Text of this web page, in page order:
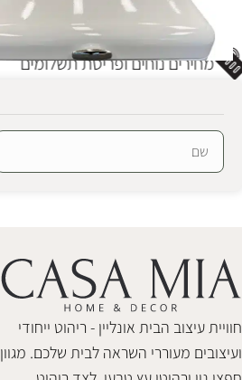
₪ 368
הוספה לסל
מחירים נוחים ופריסת תשלומים
חוויית עיצוב הבית אונליין - ריהוט ייחודי
ועיצובים מעוררי השראה לבית שלכם. מגוון